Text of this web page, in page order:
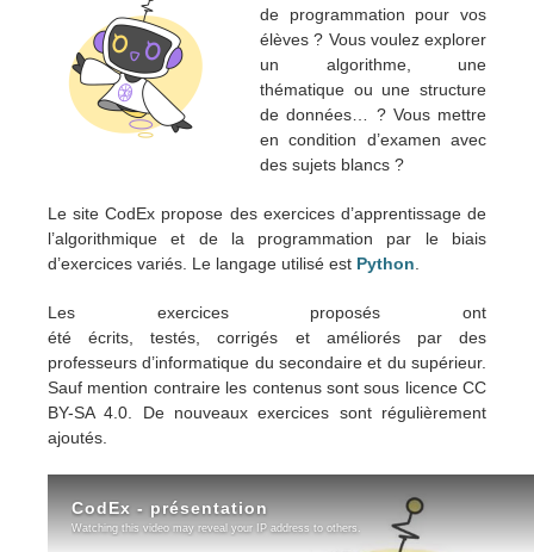
de programmation pour vos
élèves ? Vous voulez explorer
un algorithme, une
thématique ou une structure
de données… ? Vous mettre
en condition d’examen avec
des sujets blancs ?
Le site CodEx propose des exercices d’apprentissage de
l’algorithmique et de la programmation par le biais
d’exercices variés. Le langage utilisé est Python
Les exercices proposés ont
été écrits, testés, corrigés et améliorés par des
professeurs d’informatique du secondaire et du supérieur.
Sauf mention contraire les contenus sont sous licence CC
BY-SA 4.0. De nouveaux exercices sont régulièrement
ajoutés.